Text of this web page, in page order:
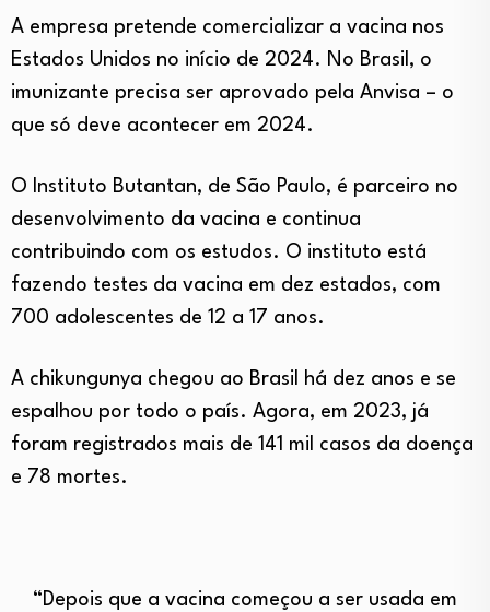
A empresa pretende comercializar a vacina nos
Estados Unidos no início de 2024. No Brasil , o
imunizante precisa ser aprovado pela Anvisa – o
que só deve acontecer em 2024.
O Instituto Butantan, de São Paulo, é parceiro no
desenvolvimento da vacina e continua
contribuindo com os estudos. O instituto está
fazendo testes da vacina em dez estados, com
700 adolescentes de 12 a 17 anos.
A chikungunya chegou ao Brasil há dez anos e se
espalhou por todo o país. Agora, em 2023, já
foram registrados mais de 141 mil casos da doença
e 78 mortes.
“Depois que a vacina começou a ser usada em